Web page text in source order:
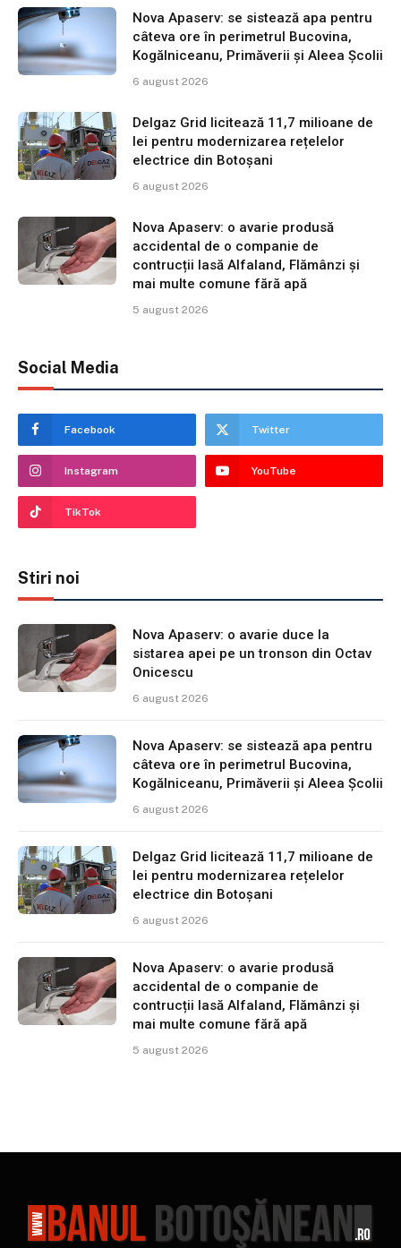
Nova Apaserv: se sistează apa pentru
câteva ore în perimetrul Bucovina,
Kogălniceanu, Primăverii și Aleea Școlii
6 august 2026
Delgaz Grid licitează 11,7 milioane de
lei pentru modernizarea rețelelor
electrice din Botoșani
6 august 2026
Nova Apaserv: o avarie produsă
accidental de o companie de
contrucții lasă Alfaland, Flămânzi și
mai multe comune fără apă
5 august 2026
Social Media
Facebook Twitter
Instagram YouTube
TikTok
Stiri noi
Nova Apaserv: o avarie duce la
sistarea apei pe un tronson din Octav
Onicescu
6 august 2026
Nova Apaserv: se sistează apa pentru
câteva ore în perimetrul Bucovina,
Kogălniceanu, Primăverii și Aleea Școlii
6 august 2026
Delgaz Grid licitează 11,7 milioane de
lei pentru modernizarea rețelelor
electrice din Botoșani
6 august 2026
Nova Apaserv: o avarie produsă
accidental de o companie de
contrucții lasă Alfaland, Flămânzi și
mai multe comune fără apă
5 august 2026